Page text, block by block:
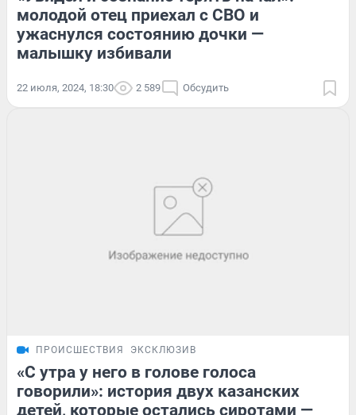
молодой отец приехал с СВО и
ужаснулся состоянию дочки —
малышку избивали
22 июля, 2024, 18:30 2 589 Обсудить
ПРОИСШЕСТВИЯ ЭКСКЛЮЗИВ
«С утра у него в голове голоса
говорили»: история двух казанских
детей, которые остались сиротами —